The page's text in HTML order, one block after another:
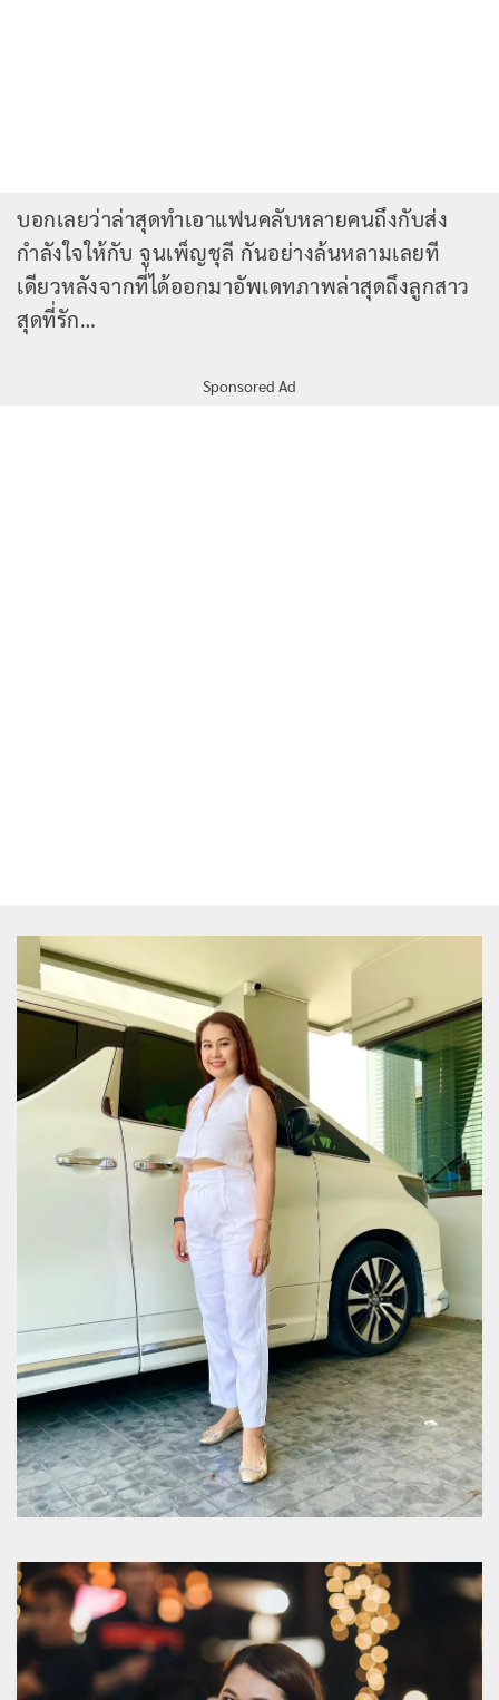
บอกเลยว่าล่าสุดทำเอาแฟนคลับหลายคนถึงกับส่ง
กำลังใจให้กับ จูนเพ็ญชุลี กันอย่างล้นหลามเลยที
เดียวหลังจากที่ได้ออกมาอัพเดทภาพล่าสุดถึงลูกสาว
สุดที่รัก…
Sponsored Ad